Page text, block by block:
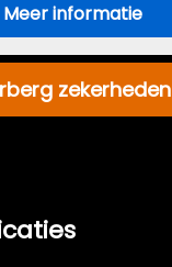
Meer informatie
zekerheden